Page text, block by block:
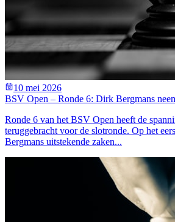
10 mei 2026
BSV Open – Ronde 6: Dirk Bergmans
Ronde 6 van het BSV Open heeft de
teruggebracht voor de slotronde. Op het
Bergmans uitstekende zaken...